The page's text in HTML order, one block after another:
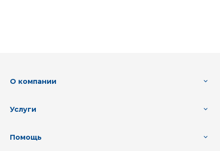
О компании
Услуги
Помощь